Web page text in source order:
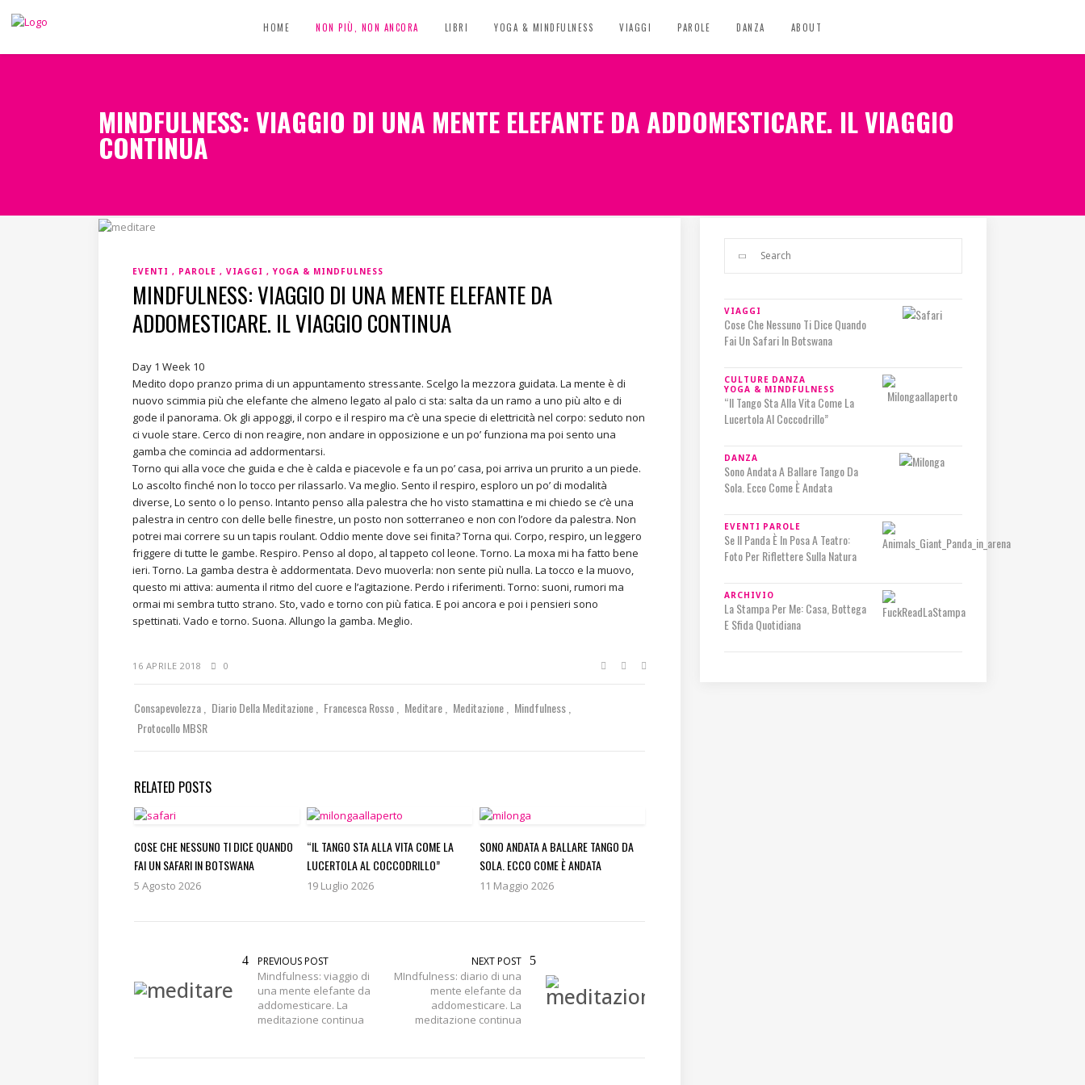
HOME NON PIÙ, NON ANCORA LIBRI YOGA & MINDFULNESS VIAGGI PAROLE DANZA ABOUT
MINDFULNESS: VIAGGIO DI UNA MENTE ELEFANTE DA ADDOMESTICARE. IL VIAGGIO
CONTINUA
EVENTI PAROLE VIAGGI YOGA & MINDFULNESS
MINDFULNESS: VIAGGIO DI UNA MENTE ELEFANTE DA
ADDOMESTICARE. IL VIAGGIO CONTINUA
Day 1 Week 10
Medito dopo pranzo prima di un appuntamento stressante. Scelgo la mezzora guidata. La mente è di
nuovo scimmia più che elefante che almeno legato al palo ci sta: salta da un ramo a uno più alto e di
gode il panorama. Ok gli appoggi, il corpo e il respiro ma c’è una specie di elettricità nel corpo: seduto non
ci vuole stare. Cerco di non reagire, non andare in opposizione e un po’ funziona ma poi sento una
gamba che comincia ad addormentarsi.
Torno qui alla voce che guida e che è calda e piacevole e fa un po’ casa, poi arriva un prurito a un piede.
Lo ascolto finché non lo tocco per rilassarlo. Va meglio. Sento il respiro, esploro un po’ di modalità
diverse, Lo sento o lo penso. Intanto penso alla palestra che ho visto stamattina e mi chiedo se c’è una
palestra in centro con delle belle finestre, un posto non sotterraneo e non con l’odore da palestra. Non
potrei mai correre su un tapis roulant. Oddio mente dove sei finita? Torna qui. Corpo, respiro, un leggero
friggere di tutte le gambe. Respiro. Penso al dopo, al tappeto col leone. Torno. La moxa mi ha fatto bene
ieri. Torno. La gamba destra è addormentata. Devo muoverla: non sente più nulla. La tocco e la muovo,
questo mi attiva: aumenta il ritmo del cuore e l’agitazione. Perdo i riferimenti. Torno: suoni, rumori ma
ormai mi sembra tutto strano. Sto, vado e torno con più fatica. E poi ancora e poi i pensieri sono
spettinati. Vado e torno. Suona. Allungo la gamba. Meglio.
16 APRILE 2018 0
Consapevolezza Diario Della Meditazione Francesca Rosso Meditare Meditazione
Mindfulness
Protocollo MBSR
RELATED POSTS
COSE CHE NESSUNO TI DICE QUANDO
FAI UN SAFARI IN BOTSWANA
5 Agosto 2026
“IL TANGO STA ALLA VITA COME LA
LUCERTOLA AL COCCODRILLO”
19 Luglio 2026
SONO ANDATA A BALLARE TANGO DA
SOLA. ECCO COME È ANDATA
11 Maggio 2026
PREVIOUS POST
Mindfulness: viaggio di
una mente elefante da
addomesticare. La
meditazione continua
NEXT POST
MIndfulness: diario di una
mente elefante da
addomesticare. La
meditazione continua
VIAGGI
Cose Che Nessuno Ti Dice Quando
Fai Un Safari In Botswana
CULTURE DANZA
YOGA & MINDFULNESS
“Il Tango Sta Alla Vita Come La
Lucertola Al Coccodrillo”
DANZA
Sono Andata A Ballare Tango Da
Sola. Ecco Come È Andata
EVENTI PAROLE
Se Il Panda È In Posa A Teatro:
Foto Per Riflettere Sulla Natura
ARCHIVIO
La Stampa Per Me: Casa, Bottega
E Sfida Quotidiana